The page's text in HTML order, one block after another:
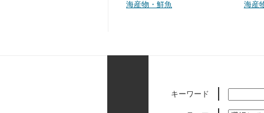
海産物・鮮魚
海産
キーワード